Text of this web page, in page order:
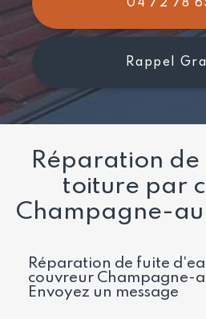
04 72 78
Rappel
Réparation
toiture par
Champagne-
Réparation de fuite
couvreur Champagne-
Envoyez un message